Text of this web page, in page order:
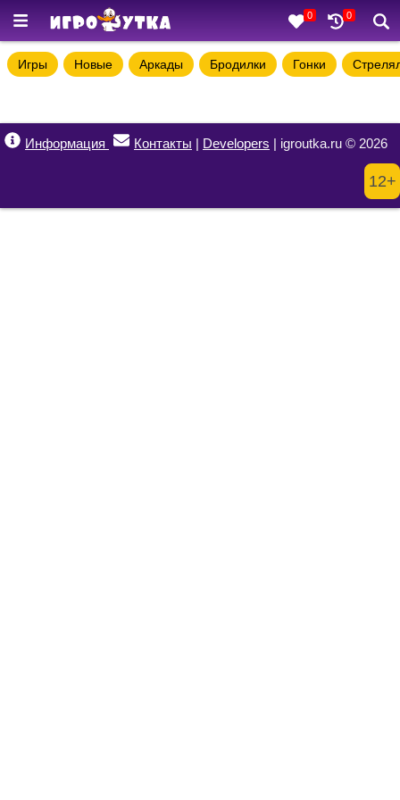
0 0
Игры Новые Аркады Бродилки Гонки
Информация Контакты | Developers | igroutka.ru © 2026
12+